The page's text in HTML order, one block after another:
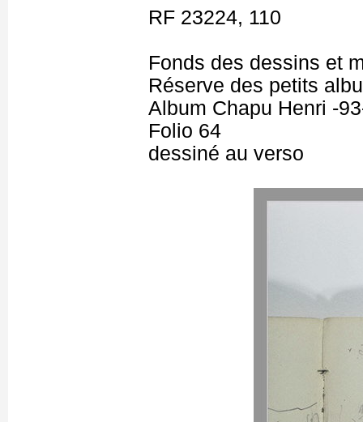
RF 23224, 110
Fonds des dessins et
Réserve des petits
Album Chapu Henri -
Folio 64
dessiné au verso